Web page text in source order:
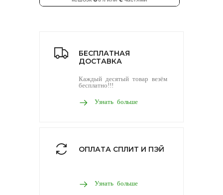
БЕСПЛАТНАЯ
ДОСТАВКА
Каждый десятый товар везём
бесплатно!!!
Узнать больше
ОПЛАТА СПЛИТ И ПЭЙ
Узнать больше